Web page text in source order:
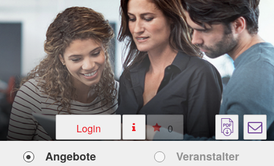
Login 0
Angebote Veranstalter